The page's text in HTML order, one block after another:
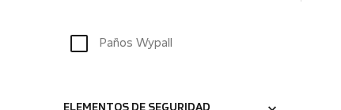
Paños Wypall